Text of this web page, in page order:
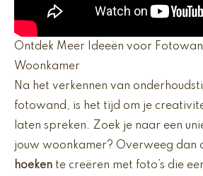
Ontdek Meer Ideeën voor
Woonkamer
Na het verkennen van
fotowand, is het tijd om je
laten spreken. Zoek je naar een
jouw woonkamer? Overweeg dan
hoeken te creëren met foto’s die